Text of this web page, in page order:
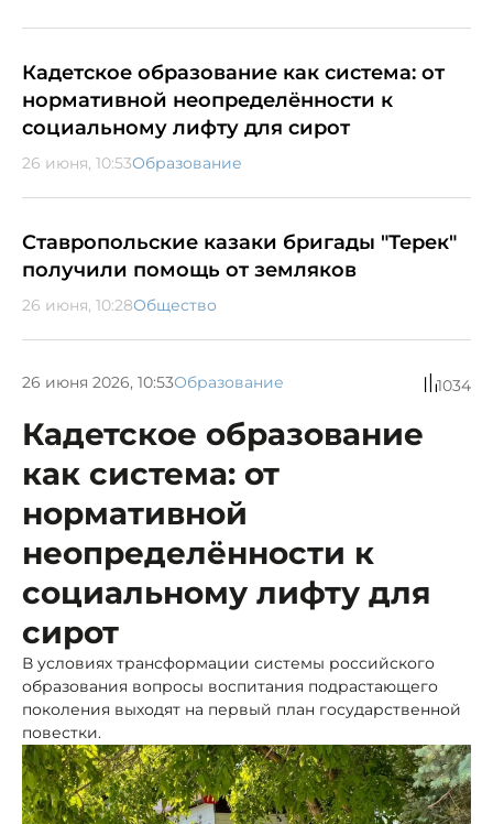
Кадетское образование как система: от
нормативной неопределённости к
социальному лифту для сирот
26 июня, 10:53Образование
Ставропольские казаки бригады "Терек"
получили помощь от земляков
26 июня, 10:28Общество
26 июня 2026, 10:53Образование 1034
Кадетское образование
как система: от
нормативной
неопределённости к
социальному лифту для
сирот
В условиях трансформации системы российского
образования вопросы воспитания подрастающего
поколения выходят на первый план государственной
повестки.